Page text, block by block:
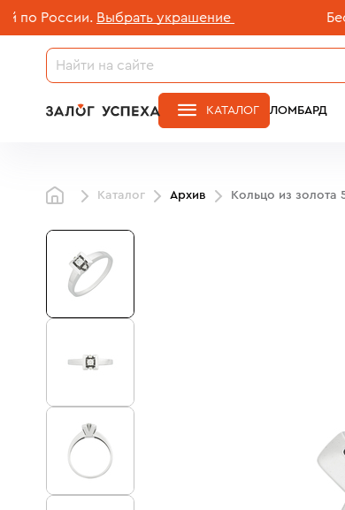
Выбрать украшение
ЛОМБАРД
КАТАЛОГ
Каталог Архив Кольцо из золота